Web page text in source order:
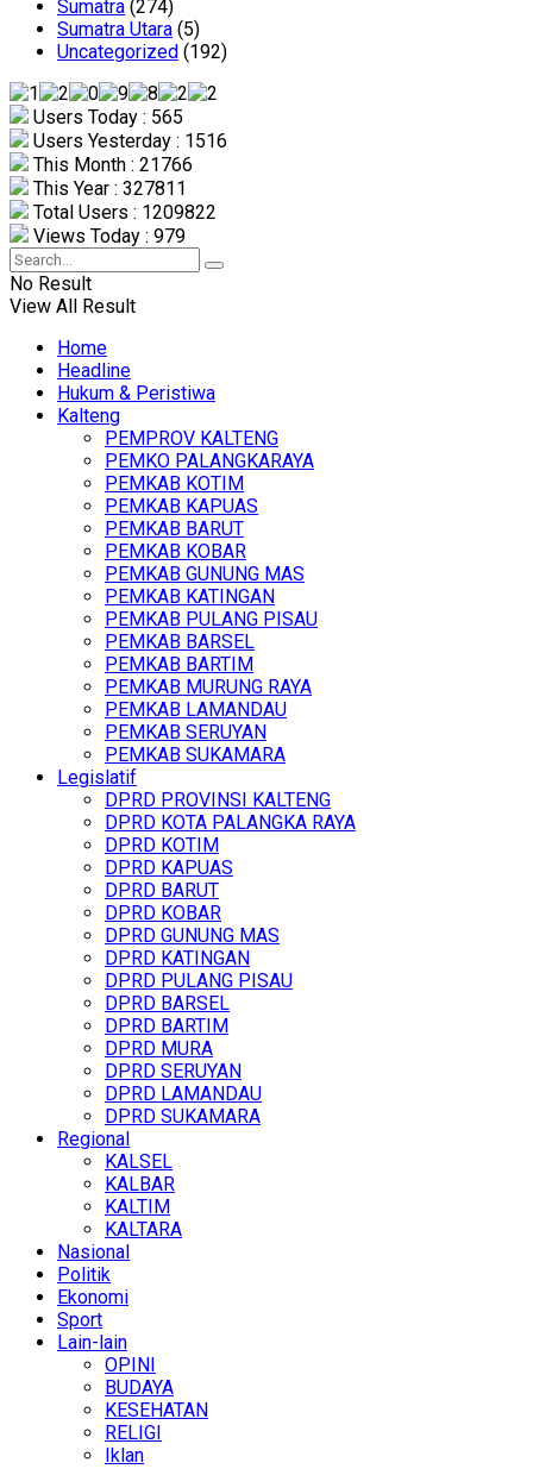
Sumatra (274)
Sumatra Utara (5)
Uncategorized (192)
Users Today : 565
Users Yesterday : 1516
This Month : 21766
This Year : 327811
Total Users : 1209822
Views Today : 979
No Result
View All Result
Home
Headline
Hukum & Peristiwa
Kalteng
PEMPROV KALTENG
PEMKO PALANGKARAYA
PEMKAB KOTIM
PEMKAB KAPUAS
PEMKAB BARUT
PEMKAB KOBAR
PEMKAB GUNUNG MAS
PEMKAB KATINGAN
PEMKAB PULANG PISAU
PEMKAB BARSEL
PEMKAB BARTIM
PEMKAB MURUNG RAYA
PEMKAB LAMANDAU
PEMKAB SERUYAN
PEMKAB SUKAMARA
Legislatif
DPRD PROVINSI KALTENG
DPRD KOTA PALANGKA RAYA
DPRD KOTIM
DPRD KAPUAS
DPRD BARUT
DPRD KOBAR
DPRD GUNUNG MAS
DPRD KATINGAN
DPRD PULANG PISAU
DPRD BARSEL
DPRD BARTIM
DPRD MURA
DPRD SERUYAN
DPRD LAMANDAU
DPRD SUKAMARA
Regional
KALSEL
KALBAR
KALTIM
KALTARA
Nasional
Politik
Ekonomi
Sport
Lain-lain
OPINI
BUDAYA
KESEHATAN
RELIGI
Iklan